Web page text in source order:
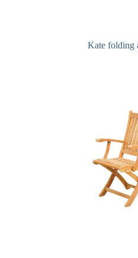
Kate folding